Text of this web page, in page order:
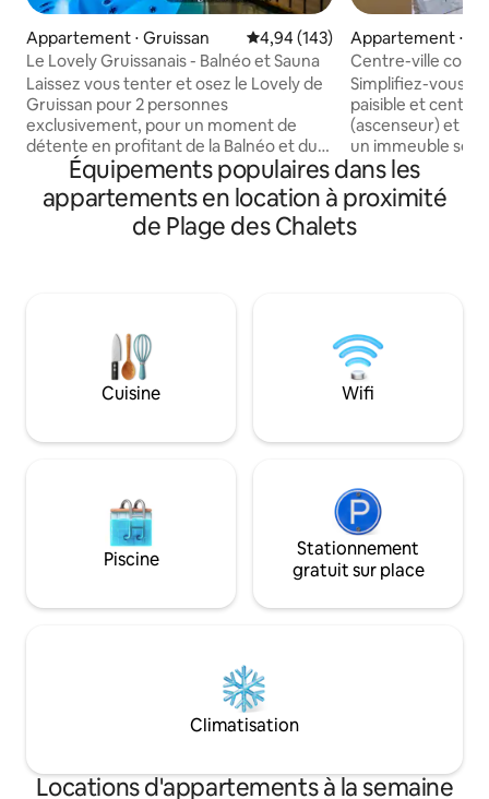
Appartement ⋅ Gruissan Évaluation moyenne sur la
4,94 (143)
Le Lovely Gruissanais - Balnéo et Sauna
Laissez vous tenter et osez le Lovely de
Gruissan pour 2 personnes
exclusivement, pour un moment de
détente en profitant de la Balnéo et du
Sauna. Dans un quartier calme de la ville,
avec son lit King Size. Le Lovely
Gruissanais n'est pas disponible ? Pensez
a regarder Le Lovely Narbonnais ! Petit
Buffets, Arena, Centre Ville, Autoroute
Appartement ⋅
Centre-ville
Wifi-fibre
Simplifiez-vous la
paisible et
(ascenseur) et au
un immeuble
cellier. A 5
Narbonne et du
pourrez partir à
centre historique
votre séjour sur
Équipements populaires dans les
appartements en location à proximité
de Plage des Chalets
Cuisine Wifi
Piscine
Stationnement
gratuit sur place
Climatisation
Locations d'appartements à la semaine